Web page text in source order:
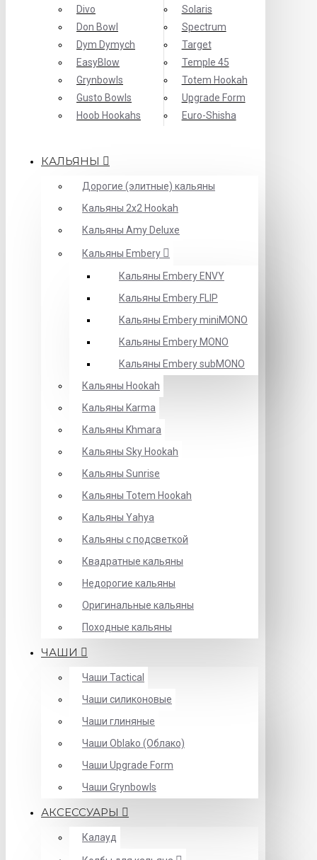
Divo
Don Bowl
Dym Dymych
EasyBlow
Grynbowls
Gusto Bowls
Hoob Hookahs
Solaris
Spectrum
Target
Temple 45
Totem Hookah
Upgrade Form
Еuro-Shisha
КАЛЬЯНЫ
Дорогие (элитные) кальяны
Кальяны 2х2 Hookah
Кальяны Amy Deluxe
Кальяны Embery
Кальяны Embery ENVY
Кальяны Embery FLIP
Кальяны Embery miniMONO
Кальяны Embery MONO
Кальяны Embery subMONO
Кальяны Hookah
Кальяны Karma
Кальяны Khmara
Кальяны Sky Hookah
Кальяны Sunrise
Кальяны Totem Hookah
Кальяны Yahya
Кальяны с подсветкой
Квадратные кальяны
Недорогие кальяны
Оригинальные кальяны
Походные кальяны
ЧАШИ
Чаши Tactical
Чаши силиконовые
Чаши глиняные
Чаши Oblako (Облако)
Чаши Upgrade Form
Чаши Grynbowls
АКСЕССУАРЫ
Калауд